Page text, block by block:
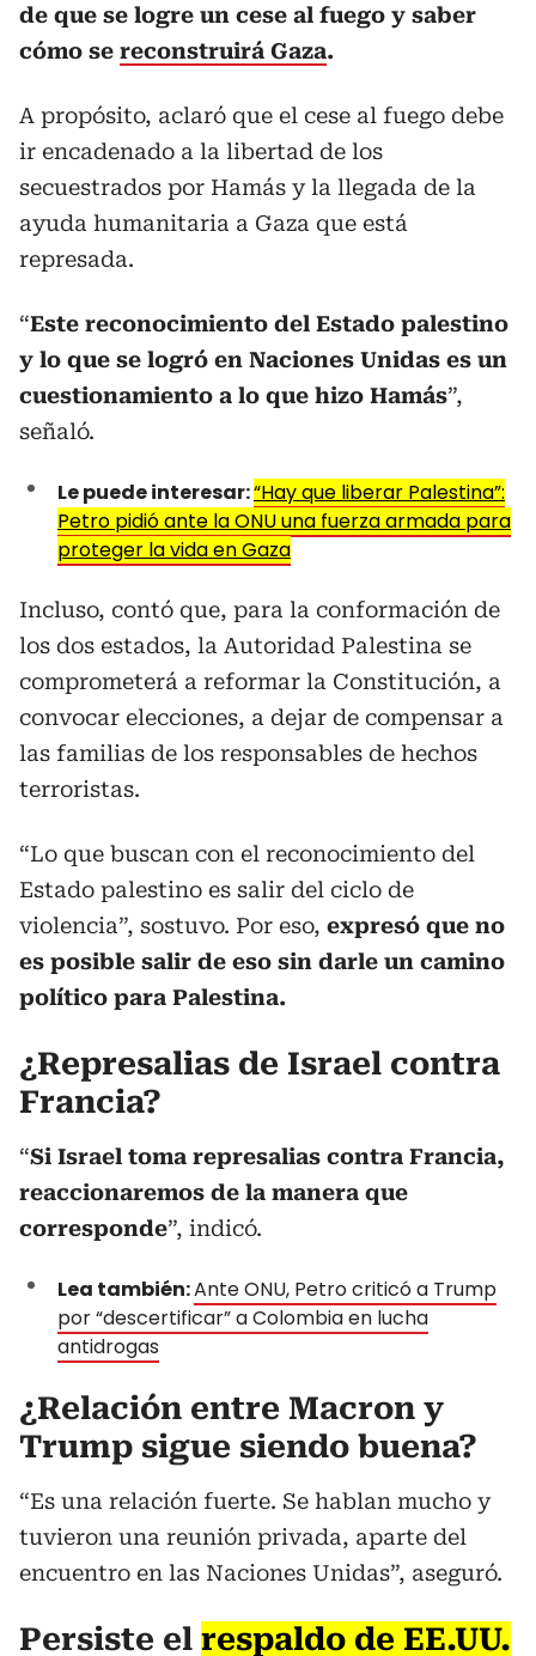
de que se logre un cese al fuego y saber
cómo se reconstruirá Gaza.
A propósito, aclaró que el cese al fuego debe
ir encadenado a la libertad de los
secuestrados por Hamás y la llegada de la
ayuda humanitaria a Gaza que está
represada.
“Este reconocimiento del Estado palestino
y lo que se logró en Naciones Unidas es un
cuestionamiento a lo que hizo Hamás”,
señaló.
Le puede interesar:“Hay que liberar Palestina”:
Petro pidió ante la ONU una fuerza armada para
proteger la vida en Gaza
Incluso, contó que, para la conformación de
los dos estados, la Autoridad Palestina se
comprometerá a reformar la Constitución, a
convocar elecciones, a dejar de compensar a
las familias de los responsables de hechos
terroristas.
“Lo que buscan con el reconocimiento del
Estado palestino es salir del ciclo de
violencia”, sostuvo. Por eso, expresó que no
es posible salir de eso sin darle un camino
político para Palestina.
¿Represalias de Israel contra
Francia?
“Si Israel toma represalias contra Francia,
reaccionaremos de la manera que
corresponde”, indicó.
Lea también:Ante ONU, Petro criticó a Trump
por “descertificar” a Colombia en lucha
antidrogas
¿Relación entre Macron y
Trump sigue siendo buena?
“Es una relación fuerte. Se hablan mucho y
tuvieron una reunión privada, aparte del
encuentro en las Naciones Unidas”, aseguró.
Persiste el respaldo de EE.UU.